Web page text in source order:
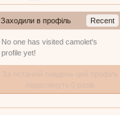
Заходили в профіль Recent
No one has visited camolet's
profile yet!